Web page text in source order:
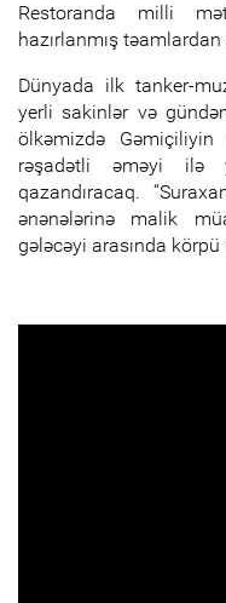
Restoranda milli
hazırlanmış
Dünyada ilk tanker-
yerli sakinlər və
ölkəmizdə
rəşadətli əməyi ilə
qazandıracaq.
ənənələrinə malik
gələcəyi arasında körpü